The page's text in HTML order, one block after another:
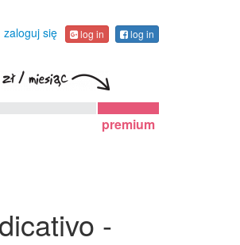
zaloguj się log in log in
premium
-